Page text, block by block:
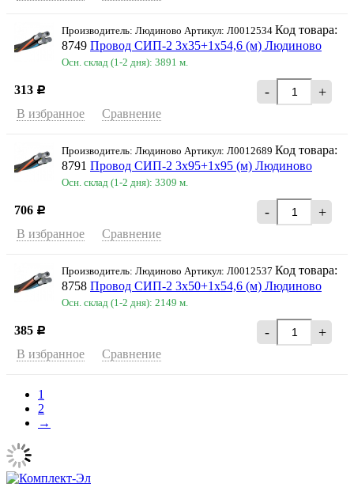
Производитель: Людиново Артикул: Л0012534 Код товара:
8749 Провод СИП-2 3х35+1х54,6 (м) Людиново
Осн. склад (1-2 дня): 3891 м.
313 Р - +
В избранное Сравнение
Производитель: Людиново Артикул: Л0012689 Код товара:
8791 Провод СИП-2 3х95+1х95 (м) Людиново
Осн. склад (1-2 дня): 3309 м.
706 Р - +
В избранное Сравнение
Производитель: Людиново Артикул: Л0012537 Код товара:
8758 Провод СИП-2 3х50+1х54,6 (м) Людиново
Осн. склад (1-2 дня): 2149 м.
385 Р - +
В избранное Сравнение
1
2
→